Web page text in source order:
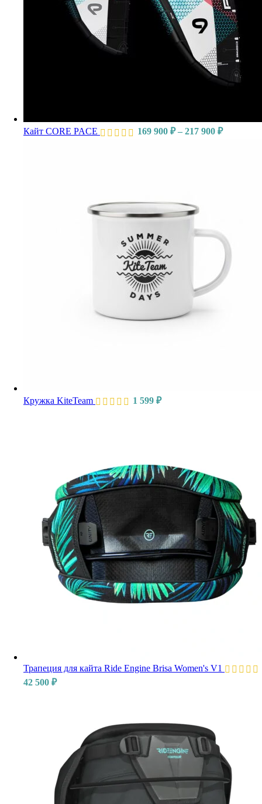
Кайт CORE PACE 169 900 ₽ – 217 900 ₽
Кружка KiteTeam 1 599 ₽
Трапеция для кайта Ride Engine Brisa Women's V1
42 500 ₽